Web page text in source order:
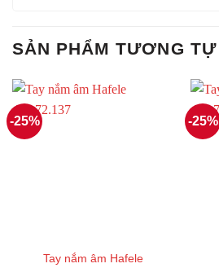
SẢN PHẨM TƯƠNG TỰ
-25%
Tay nắm âm Hafele
-25%